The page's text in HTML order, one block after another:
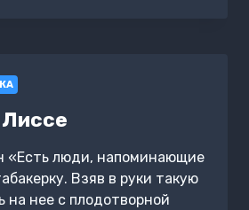
«Есть люди, напоминающие
Взяв в руки такую
на нее с плодотворной